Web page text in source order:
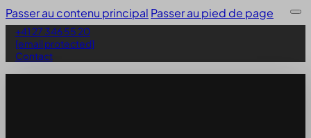
Passer au contenu principal Passer au pied de page
+41 27 346 55 20
[email protected]
Contact